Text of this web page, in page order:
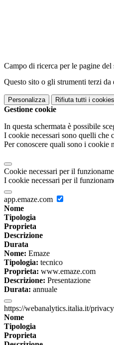
Campo di ricerca per le pagine del
Questo sito o gli strumenti terzi
Personalizza Rifiuta tutti i cookies
Gestione cookie
In questa schermata è possibile
I cookie necessari sono quelli che
Per conoscere quali sono i cookie
Cookie necessari per il
I cookie necessari per il
app.emaze.com
Nome
Tipologia
Proprieta
Descrizione
Durata
Nome: Emaze
Tipologia: tecnico
Proprieta: www.emaze.com
Descrizione: Presentazione
Durata: annuale
https://webanalytics.italia.it/privacy
Nome
Tipologia
Proprieta